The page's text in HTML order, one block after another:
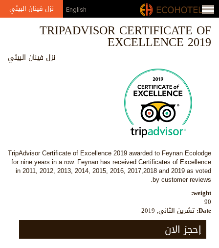
Jump to navigation
English نزل فينان البيئي
TRIPADVISOR CERTIFICATE OF
EXCELLENCE 2019
نزل فينان البيئي
TripAdvisor Certificate of Excellence 2019 awarded to Feynan Ecolodge
for nine years in a row. Feynan has received Certificates of Excellence
in 2011, 2012, 2013, 2014, 2015,2016, 2017,2018 and 2019 as voted
by customer reviews.
weight:
90
Date: تشرين الثاني, 2019
إحجز الان